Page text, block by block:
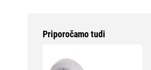
Priporočamo tudi